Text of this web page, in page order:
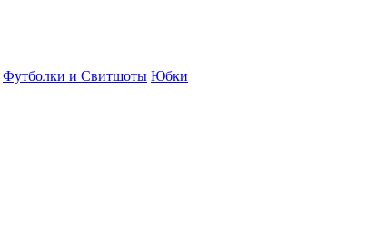
Футболки и Свитшоты Юбки